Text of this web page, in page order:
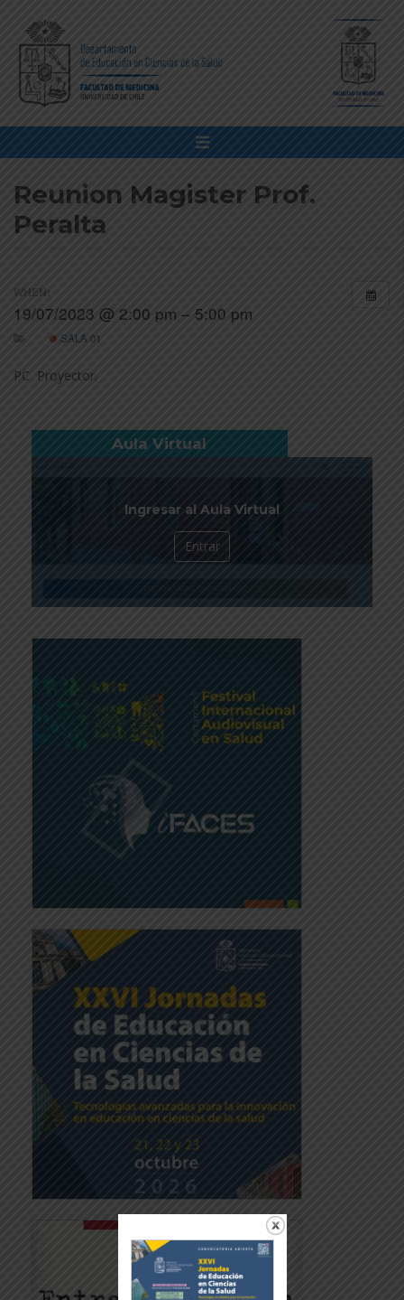
Reunion Magister Prof.
Peralta
WHEN:
19/07/2023 @ 2:00 pm – 5:00 pm
SALA 01
PC Proyector.
Aula Virtual
Ingresar al Aula Virtual
Entrar